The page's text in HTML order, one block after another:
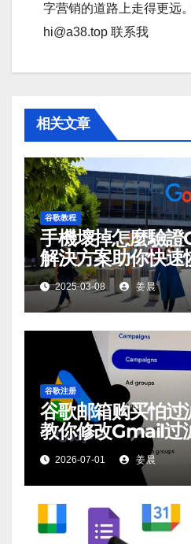
字营销的道路上走得更远
hi@a38.top 联系我
相关文章
谷歌教程
手機壞掉怎麼驗
解決方案助你快速
2025-03-08 姜晨
谷歌注册
谷歌邮箱购买怕过
教你修改Gmail过
2026-07-01 姜晨